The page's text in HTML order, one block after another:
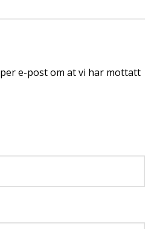
e-post om at vi har mottatt